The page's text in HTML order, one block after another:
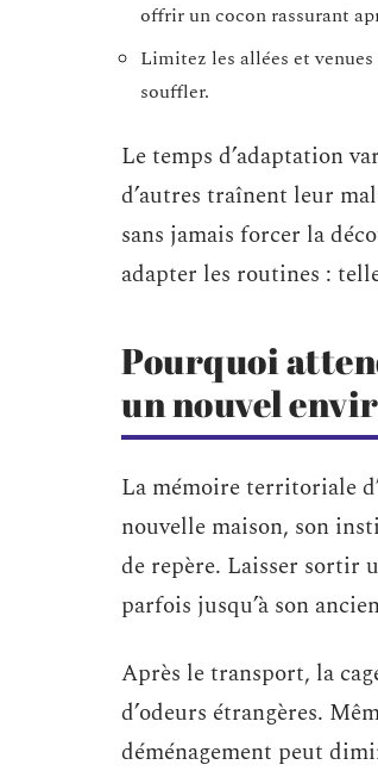
offrir un cocon rassurant
Limitez les allées et
souffler.
Le temps d’adaptation
d’autres traînent leur
sans jamais forcer la
adapter les routines :
Pourquoi
un nouvel
La mémoire territoriale
nouvelle maison, son
de repère. Laisser sortir
parfois jusqu’à son
Après le transport, la
d’odeurs étrangères.
déménagement peut